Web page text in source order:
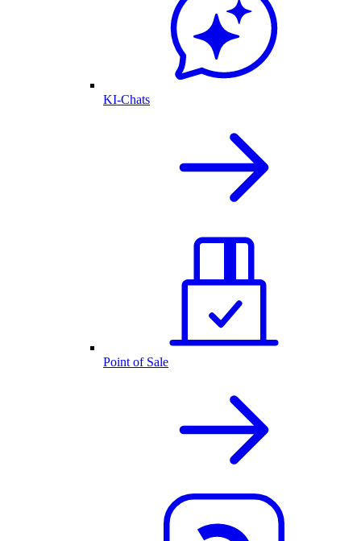
KI-Chats
Point of Sale